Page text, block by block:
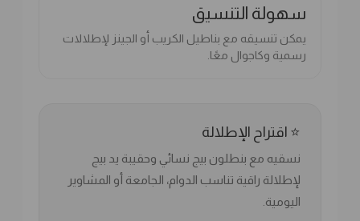
سهولة التنسيق
يمكن تنسيقه مع بناطيل الكريب أو الجينز لإطلالات
رسمية وكاجوال معًا.
⭐ اقتراح الإطلالة
نسقيه مع بنطلون بيج نسائي وحقيبة يد بيج
لإطلالة راقية تناسب الدوام، الجامعة أو المشاوير
اليومية.